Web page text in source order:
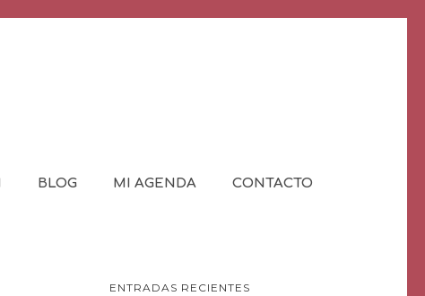
BLOG MI AGENDA CONTACTO
ENTRADAS RECIENTES